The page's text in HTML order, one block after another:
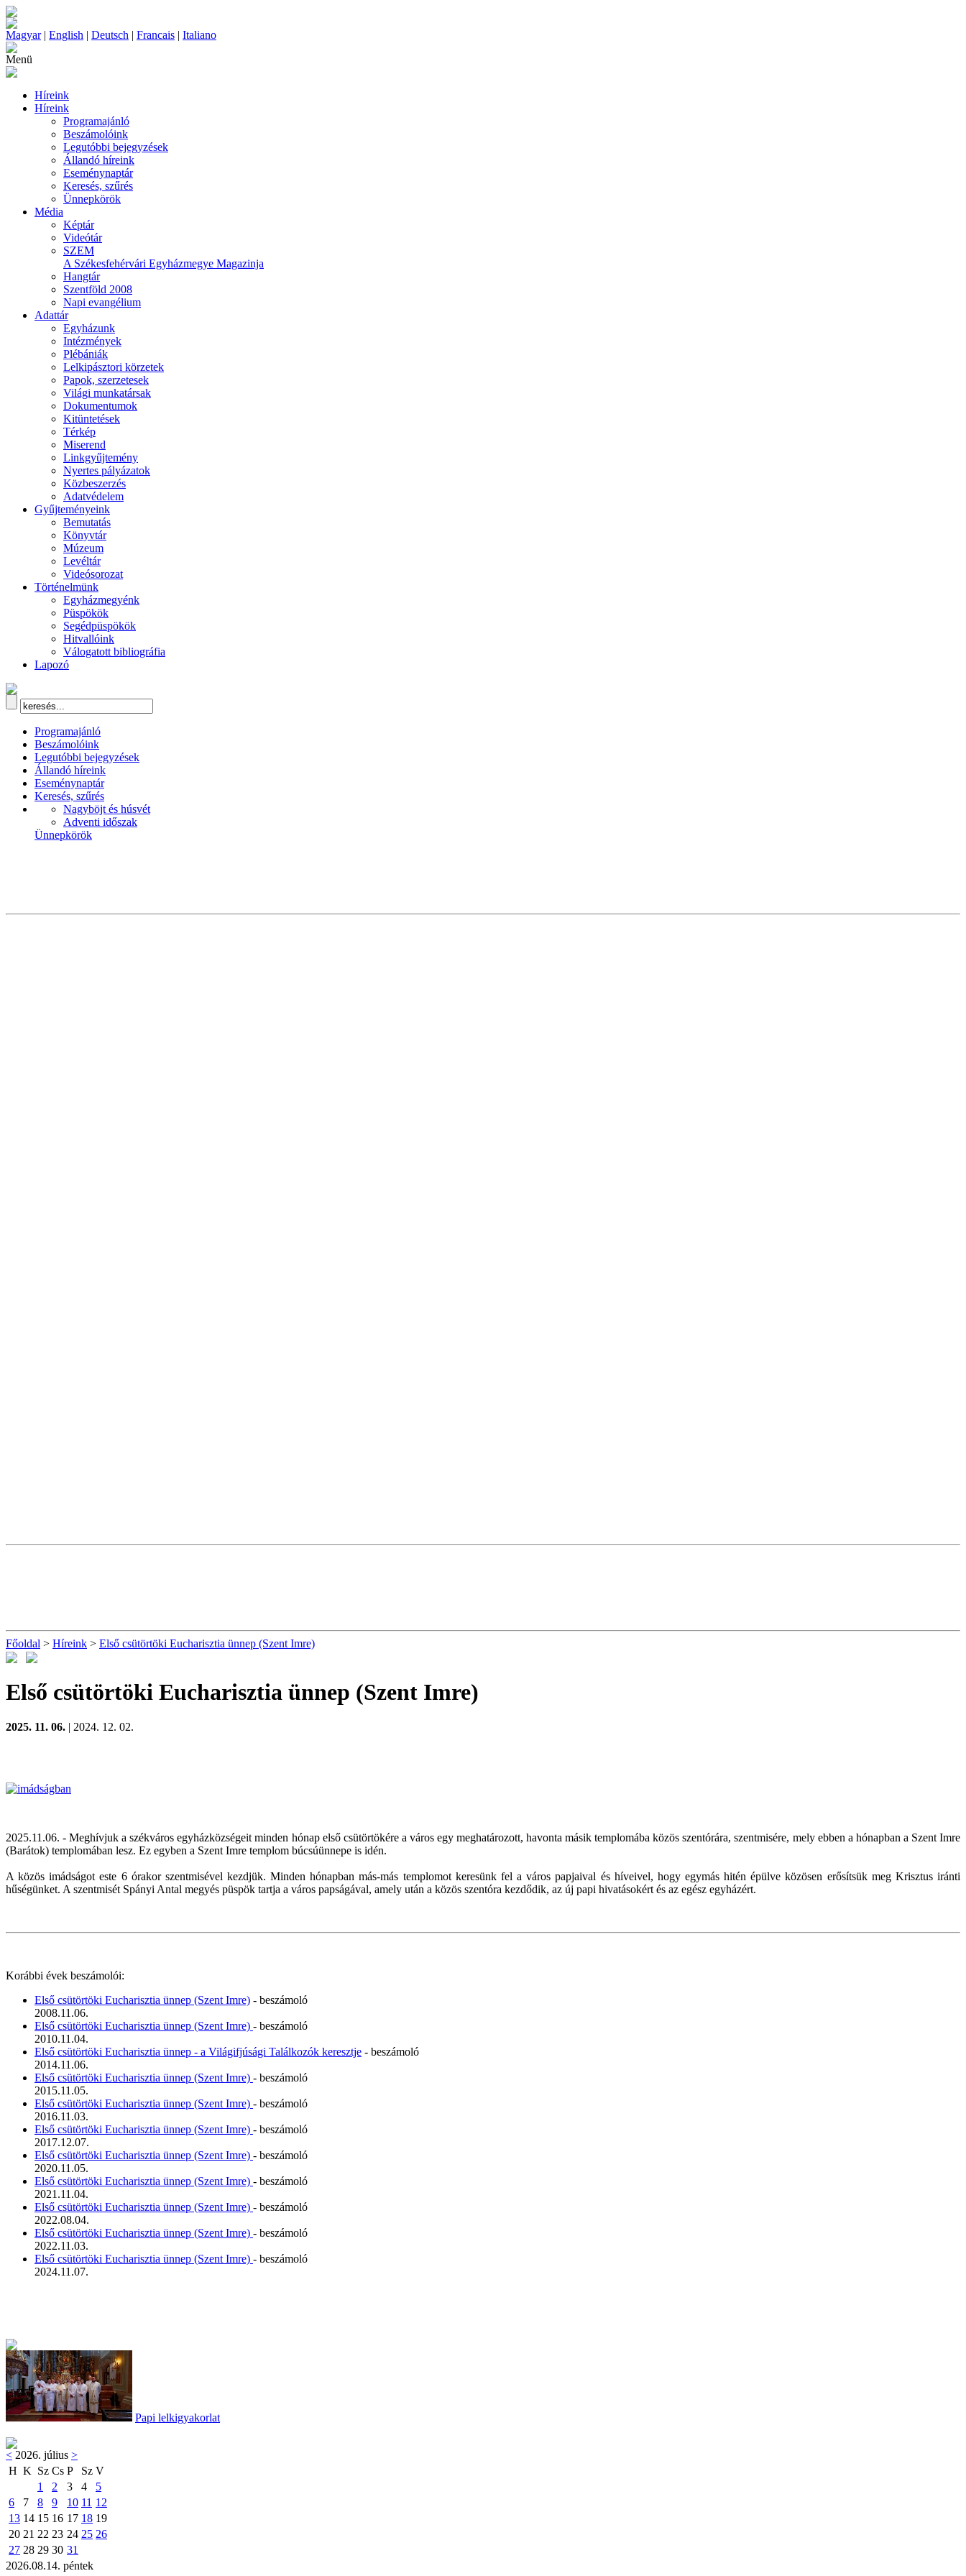
Magyar| English | Deutsch | Francais | Italiano
Menü
Híreink
Híreink
Programajánló
Beszámolóink
Legutóbbi bejegyzések
Állandó híreink
Eseménynaptár
Keresés, szűrés
Ünnepkörök
Média
Képtár
Videótár
SZEM
A Székesfehérvári Egyházmegye Magazinja
Hangtár
Szentföld 2008
Napi evangélium
Adattár
Egyházunk
Intézmények
Plébániák
Lelkipásztori körzetek
Papok, szerzetesek
Világi munkatársak
Dokumentumok
Kitüntetések
Térkép
Miserend
Linkgyűjtemény
Nyertes pályázatok
Közbeszerzés
Adatvédelem
Gyűjteményeink
Bemutatás
Könyvtár
Múzeum
Levéltár
Videósorozat
Történelmünk
Egyházmegyénk
Püspökök
Segédpüspökök
Hitvallóink
Válogatott bibliográfia
Lapozó
Programajánló
Beszámolóink
Legutóbbi bejegyzések
Állandó híreink
Eseménynaptár
Keresés, szűrés
Nagyböjt és húsvét
Adventi időszak
Ünnepkörök
Főoldal > Híreink > Első csütörtöki Eucharisztia ünnep (Szent Imre)
Első csütörtöki Eucharisztia ünnep (Szent Imre)
2025. 11. 06. | 2024. 12. 02.
2025.11.06. - Meghívjuk a székváros egyházközségeit minden hónap első csütörtökére a város egy meghatározott, havonta másik templomába közös szentórára, szentmisére, mely ebben a hónapban a Szent Imre
(Barátok) templomában lesz. Ez egyben a Szent Imre templom búcsúünnepe is idén.
A közös imádságot este 6 órakor szentmisével kezdjük. Minden hónapban más-más templomot keresünk fel a város papjaival és híveivel, hogy egymás hitén épülve közösen erősítsük meg Krisztus iránti
hűségünket. A szentmisét Spányi Antal megyés püspök tartja a város papságával, amely után a közös szentóra kezdődik, az új papi hivatásokért és az egész egyházért.
Korábbi évek beszámolói:
Első csütörtöki Eucharisztia ünnep (Szent Imre) - beszámoló
2008.11.06.
Első csütörtöki Eucharisztia ünnep (Szent Imre) - beszámoló
2010.11.04.
Első csütörtöki Eucharisztia ünnep - a Világifjúsági Találkozók keresztje - beszámoló
2014.11.06.
Első csütörtöki Eucharisztia ünnep (Szent Imre) - beszámoló
2015.11.05.
Első csütörtöki Eucharisztia ünnep (Szent Imre) - beszámoló
2016.11.03.
Első csütörtöki Eucharisztia ünnep (Szent Imre) - beszámoló
2017.12.07.
Első csütörtöki Eucharisztia ünnep (Szent Imre) - beszámoló
2020.11.05.
Első csütörtöki Eucharisztia ünnep (Szent Imre) - beszámoló
2021.11.04.
Első csütörtöki Eucharisztia ünnep (Szent Imre) - beszámoló
2022.08.04.
Első csütörtöki Eucharisztia ünnep (Szent Imre) - beszámoló
2022.11.03.
Első csütörtöki Eucharisztia ünnep (Szent Imre) - beszámoló
2024.11.07.
Papi lelkigyakorlat
< 2026. július >
H K Sz Cs P Sz V
1
2 3 4
5
6
7 8 9 10 11 12
13 14 15 16 17 18 19
20 21 22 23 24 25 26
27 28 29 30 31
2026.08.14. péntek